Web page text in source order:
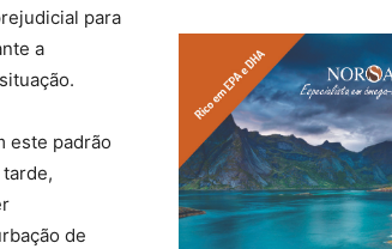
para
a
este padrão
de